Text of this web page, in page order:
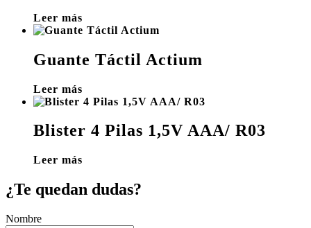
Leer más
Guante Táctil Actium
Leer más
Blister 4 Pilas 1,5V AAA/ R03
Leer más
¿Te quedan dudas?
Nombre